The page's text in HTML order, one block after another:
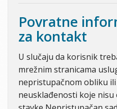
Povratne
za kontakt
U slučaju da korisnik
mrežnim stranicama
nepristupačnom obliku
neusklađenosti koje nisu